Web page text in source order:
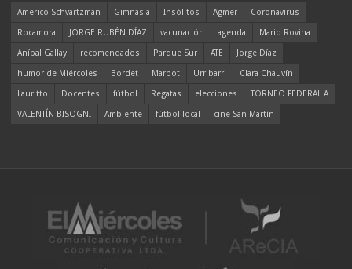
Americo Schvartzman Gimnasia Insólitos Agmer
Coronavirus
Rocamora
JORGE RUBÉN DÍAZ vacunación agenda
Mario Rovina
Aníbal Gallay
recomendados Parque Sur ATE
Jorge Díaz
humor de Miércoles
Bordet Marbot Urribarri
Clara Chauvín
Lauritto
Docentes fútbol Regatas elecciones
TORNEO FEDERAL A
VALENTÍN BISOGNI
Ambiente fútbol local cine San Martín